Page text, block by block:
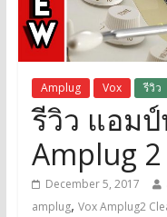
Amplug Vox รีวิว
รีวิว แอม
Amplug 2
December 5, 2017
amplug, Vox Amplug2